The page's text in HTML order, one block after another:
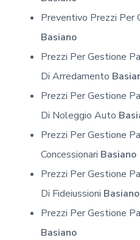
Preventivo Prezzi Per
Basiano
Prezzi Per Gestione
Di Arredamento
Prezzi Per Gestione
Di Noleggio Auto
Prezzi Per Gestione
Concessionari Basiano
Prezzi Per Gestione
Di Fideiussioni Basiano
Prezzi Per Gestione
Basiano